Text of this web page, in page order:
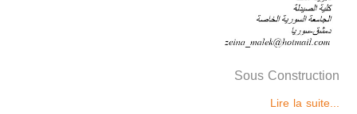
Sous Construction
Lire la suite...